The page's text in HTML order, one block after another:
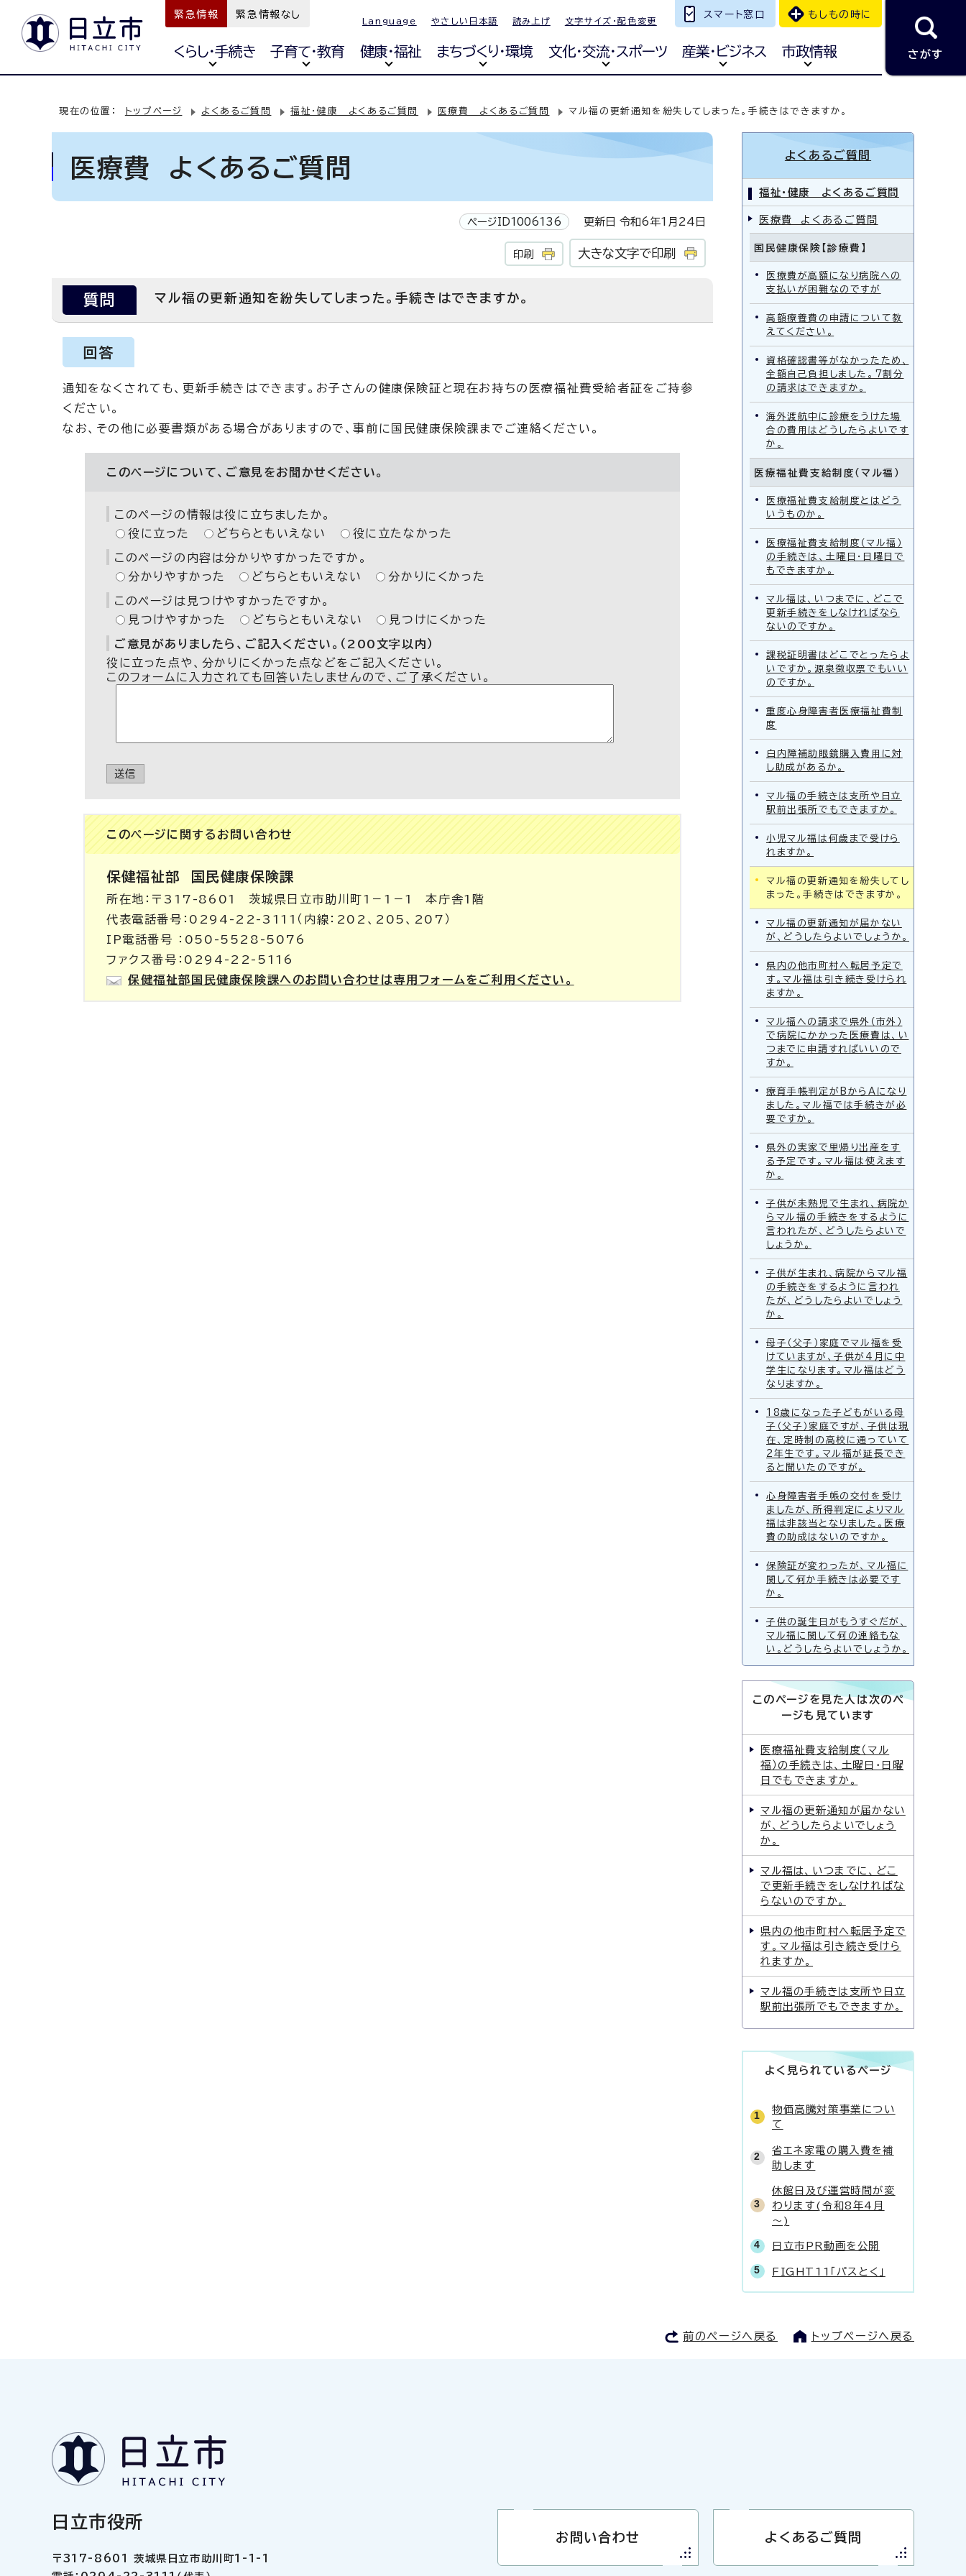
緊急情報 緊急情報なし
Language やさしい日本語 読み上げ 文字サイズ・配色変更
スマート窓口 もしもの時に
くらし・手続き 子育て・教育 健康・福祉 まちづくり・環境 文化・交流・スポーツ 産業・ビジネス 市政情報 さがす
現在の位置： トップページ よくあるご質問 福祉・健康 よくあるご質問 医療費 よくあるご質問 マル福の更新通知を紛失してしまった。手続きはできますか。
医療費 よくあるご質問
ページID1006136 更新日 令和6年1月24日
印刷 大きな文字で印刷
質問 マル福の更新通知を紛失してしまった。手続きはできますか。
回答
通知をなくされても、更新手続きはできます。お子さんの健康保険証と現在お持ちの医療福祉費受給者証をご持参
ください。
なお、その他に必要書類がある場合がありますので、事前に国民健康保険課までご連絡ください。
このページについて、ご意見をお聞かせください。
このページの情報は役に立ちましたか。
役に立った
どちらともいえない 役に立たなかった
このページの内容は分かりやすかったですか。
分かりやすかった
どちらともいえない 分かりにくかった
このページは見つけやすかったですか。
見つけやすかった
どちらともいえない 見つけにくかった
ご意見がありましたら、ご記入ください。（200文字以内）
役に立った点や、分かりにくかった点などをご記入ください。
このフォームに入力されても回答いたしませんので、ご了承ください。
送信
このページに関する お問い合わせ
保健福祉部 国民健康保険課
所在地：〒317-8601 茨城県日立市助川町1－1－1 本庁舎1階
代表電話番号：0294-22-3111（内線：202、205、207）
IP電話番号 ：050-5528-5076
ファクス番号：0294-22-5116
保健福祉部国民健康保険課へのお問い合わせは専用フォームをご利用ください。
よくあるご質問
福祉・健康 よくあるご質問
医療費 よくあるご質問
国民健康保険【診療費】
医療費が高額になり病院への
支払いが困難なのですが
高額療養費の申請について教
えてください。
資格確認書等がなかったため、
全額自己負担しました。7割分
の請求はできますか。
海外渡航中に診療をうけた場
合の費用はどうしたらよいです
か。
医療福祉費支給制度（マル福）
医療福祉費支給制度とはどう
いうものか。
医療福祉費支給制度（マル福）
の手続きは、土曜日・日曜日で
もできますか。
マル福は、いつまでに、どこで
更新手続きをしなければなら
ないのですか。
課税証明書はどこでとったらよ
いですか。源泉徴収票でもいい
のですか。
重度心身障害者医療福祉費制
度
白内障補助眼鏡購入費用に対
し助成があるか。
マル福の手続きは支所や日立
駅前出張所でもできますか。
小児マル福は何歳まで受けら
れますか。
マル福の更新通知を紛失してし
まった。手続きはできますか。
マル福の更新通知が届かない
が、どうしたらよいでしょうか。
県内の他市町村へ転居予定で
す。マル福は引き続き受けられ
ますか。
マル福への請求で県外（市外）
で病院にかかった医療費は、い
つまでに申請すればいいので
すか。
療育手帳判定がBからAになり
ました。マル福では手続きが必
要ですか。
県外の実家で里帰り出産をす
る予定です。マル福は使えます
か。
子供が未熟児で生まれ、病院か
らマル福の手続きをするように
言われたが、どうしたらよいで
しょうか。
子供が生まれ、病院からマル福
の手続きをするように言われ
たが、どうしたらよいでしょう
か。
母子（父子）家庭でマル福を受
けていますが、子供が4月に中
学生になります。マル福はどう
なりますか。
18歳になった子どもがいる母
子（父子）家庭ですが、子供は現
在、定時制の高校に通っていて
2年生です。マル福が延長でき
ると聞いたのですが。
心身障害者手帳の交付を受け
ましたが、所得判定によりマル
福は非該当となりました。医療
費の助成はないのですか。
保険証が変わったが、マル福に
関して何か手続きは必要です
か。
子供の誕生日がもうすぐだが、
マル福に関して何の連絡もな
い。どうしたらよいでしょうか。
このページを見た人は次のペ
ージも見ています
医療福祉費支給制度（マル
福）の手続きは、土曜日・日曜
日でもできますか。
マル福の更新通知が届かない
が、どうしたらよいでしょう
か。
マル福は、いつまでに、どこ
で更新手続きをしなければな
らないのですか。
県内の他市町村へ転居予定で
す。マル福は引き続き受けら
れますか。
マル福の手続きは支所や日立
駅前出張所でもできますか。
よく見られているページ
物価高騰対策事業につい
て
省エネ家電の購入費を補
助します
休館日及び運営時間が変
わります(令和8年4月
～)
日立市PR動画を公開
FIGHT11「パスとく」
前のページへ戻る トップページへ戻る
日立市役所
〒317-8601 茨城県日立市助川町1-1-1
お問い合わせ よくあるご質問